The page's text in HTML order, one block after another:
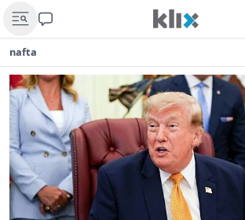
nafta